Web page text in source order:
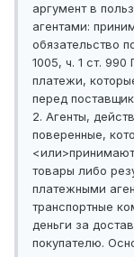
аргумент в
агентами:
обязательство
1005, ч. 1 ст.
платежи,
перед
2. Агенты,
поверенные,
товары либо
платежными
транспортные
деньги за
покупателю.